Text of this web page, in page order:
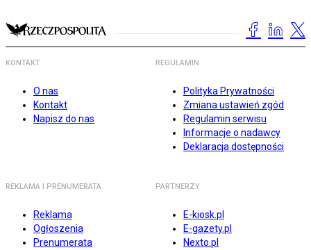
KONTAKT
O nas
Kontakt
Napisz do nas
REGULAMIN
Polityka Prywatności
Zmiana ustawień zgód
Regulamin serwisu
Informacje o nadawcy
Deklaracja dostępności
REKLAMA I PRENUMERATA
Reklama
Ogłoszenia
Prenumerata
PARTNERZY
E-kiosk.pl
E-gazety.pl
Nexto.pl